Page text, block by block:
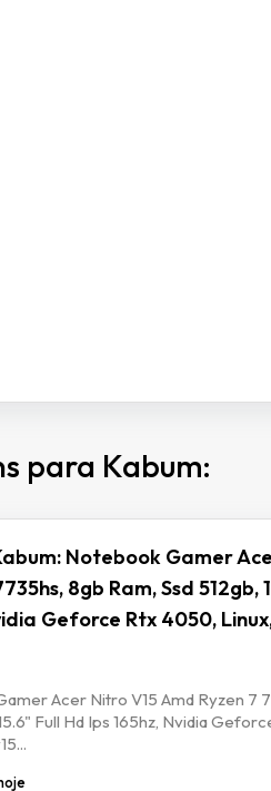
para Kabum:
Notebook Gamer
8gb Ram, Ssd 512gb,
Geforce Rtx 4050,
Acer Nitro V15 Amd Ryzen 7
Full Hd Ips 165hz, Nvidia